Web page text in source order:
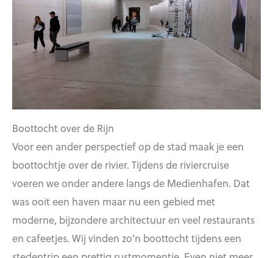
Boottocht over de Rijn
Voor een ander perspectief op de stad maak je een
boottochtje over de rivier. Tijdens de riviercruise
voeren we onder andere langs de Medienhafen. Dat
was ooit een haven maar nu een gebied met
moderne, bijzondere architectuur en veel restaurants
en cafeetjes. Wij vinden zo’n boottocht tijdens een